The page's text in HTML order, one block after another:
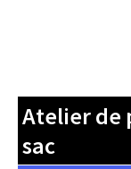
Atelier de
sac